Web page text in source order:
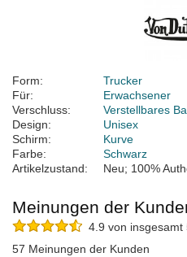
Form:
Trucker
Für:
Erwachsener
Verschluss:
Verstellbares
Design:
Unisex
Schirm:
Kurve
Farbe:
Schwarz
Artikelzustand:
Neu; 100%
Meinungen der
4.9 von insgesamt
57 Meinungen der Kunden